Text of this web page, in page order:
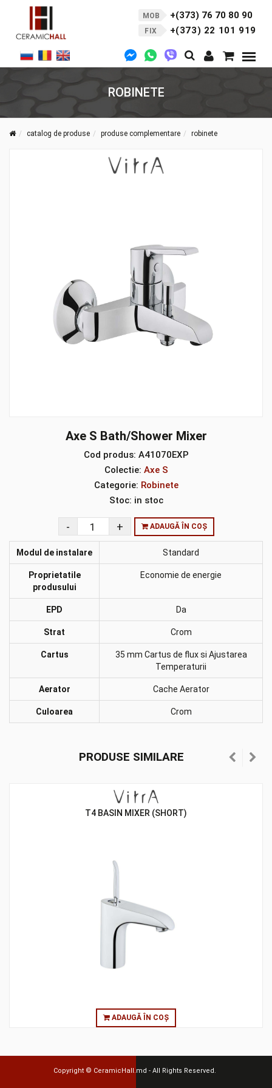
MOB +(373) 76 70 80 90
FIX +(373) 22 101 919
ROBINETE
catalog de produse produse complementare robinete
Axe S Bath/Shower Mixer
Cod produs: A41070EXP
Colectie: Axe S
Categorie: Robinete
Stoc: in stoc
ADAUGĂ ÎN COȘ
Modul de instalare Standard
Proprietatile
produsului
Economie de energie
EPD Da
Strat Crom
Cartus
35 mm Cartus de flux si Ajustarea
Temperaturii
Aerator Cache Aerator
Culoarea Crom
PRODUSE SIMILARE
T4 BASIN MIXER (SHORT)
ADAUGĂ ÎN COȘ
Copyright © CeramicHall.md - All Rights Reserved.